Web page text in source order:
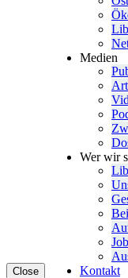
Close
Medien
Wer wir
Kontakt